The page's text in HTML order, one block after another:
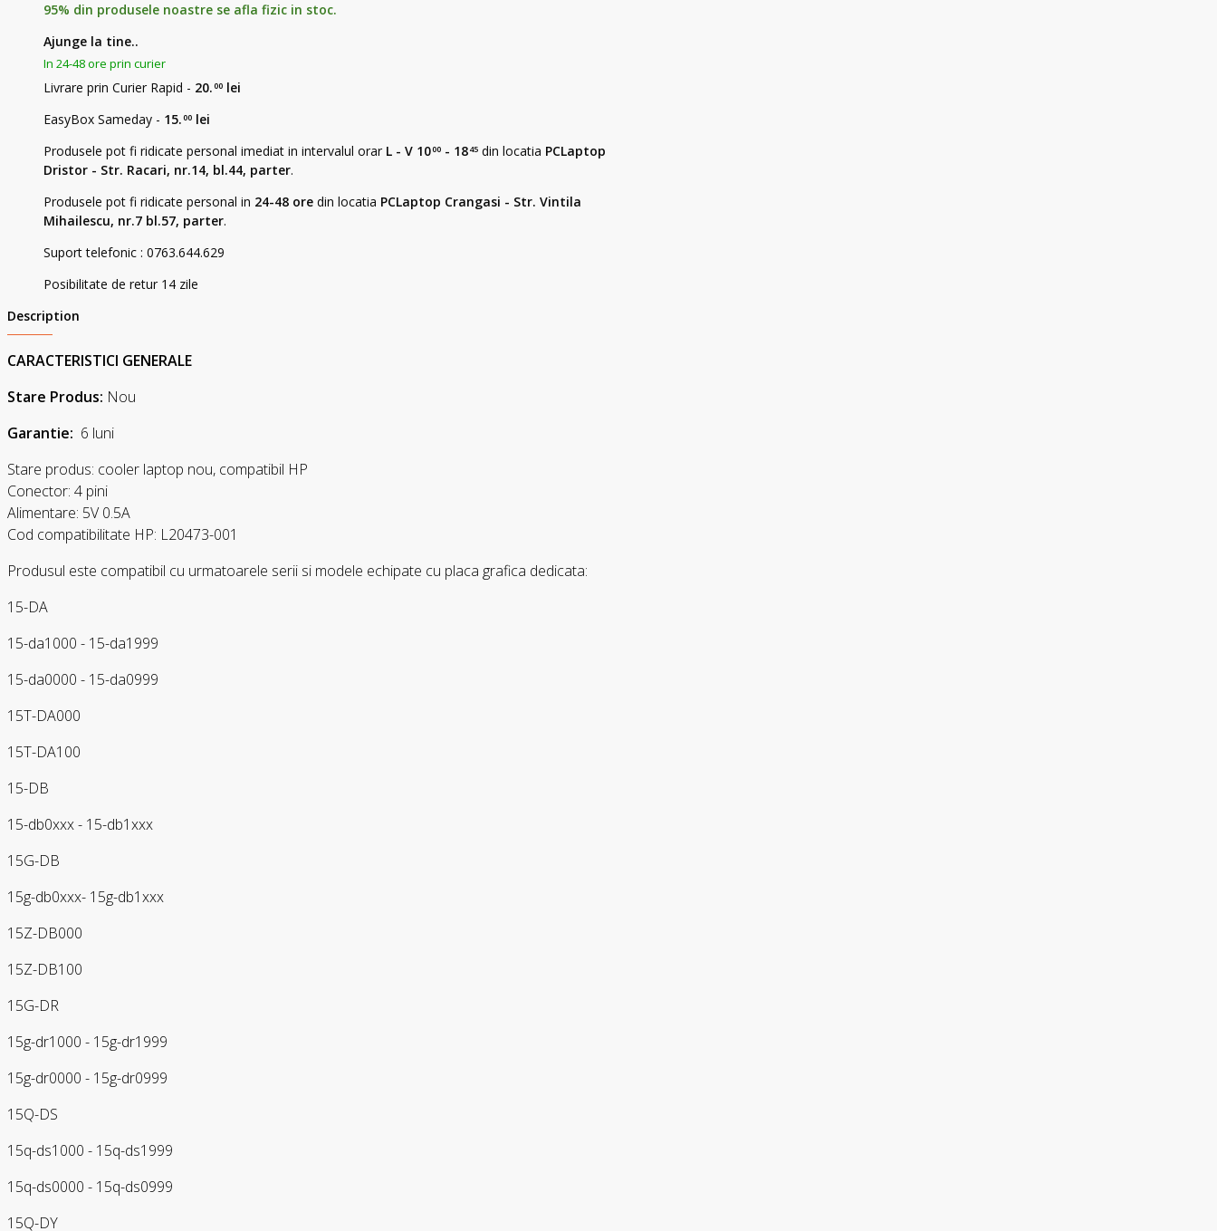
95% din produsele noastre se afla fizic in stoc.
Ajunge la tine..
In 24-48 ore prin curier
Livrare prin Curier Rapid - 20.00lei
EasyBox Sameday - 15.00lei
Produsele pot fi ridicate personal imediat in intervalul orar L - V 1000- 1845din locatia PCLaptop
Dristor - Str. Racari, nr.14, bl.44, parter.
Produsele pot fi ridicate personal in 24-48 ore din locatia PCLaptop Crangasi - Str. Vintila
Mihailescu, nr.7 bl.57, parter.
Suport telefonic : 0763.644.629
Posibilitate de retur 14 zile
Description
CARACTERISTICI GENERALE
Stare Produs: Nou
Garantie: 6 luni
Stare produs: cooler laptop nou, compatibil HP
Conector: 4 pini
Alimentare: 5V 0.5A
Cod compatibilitate HP: L20473-001
Produsul este compatibil cu urmatoarele serii si modele echipate cu placa grafica dedicata:
15-DA
15-da1000 - 15-da1999
15-da0000 - 15-da0999
15T-DA000
15T-DA100
15-DB
15-db0xxx - 15-db1xxx
15G-DB
15g-db0xxx- 15g-db1xxx
15Z-DB000
15Z-DB100
15G-DR
15g-dr1000 - 15g-dr1999
15g-dr0000 - 15g-dr0999
15Q-DS
15q-ds1000 - 15q-ds1999
15q-ds0000 - 15q-ds0999
15Q-DY